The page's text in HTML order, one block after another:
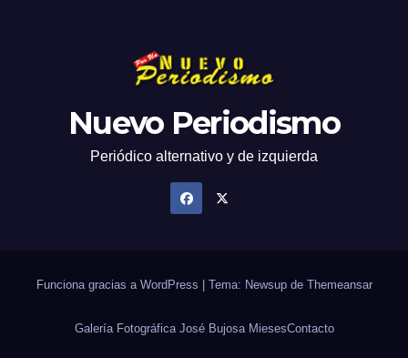
Nuevo Periodismo
Periódico alternativo y de izquierda
Funciona gracias a WordPress Tema: Newsup de Themeansar
Galería Fotográfica José Bujosa MiesesContacto